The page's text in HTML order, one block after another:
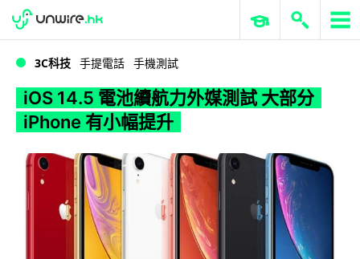
WWDC 2026 ERP 與商業 AI
3C科技 手提電話 手機測試
iOS 14.5 電池續航力外媒測試 大部分
iPhone 有小幅提升